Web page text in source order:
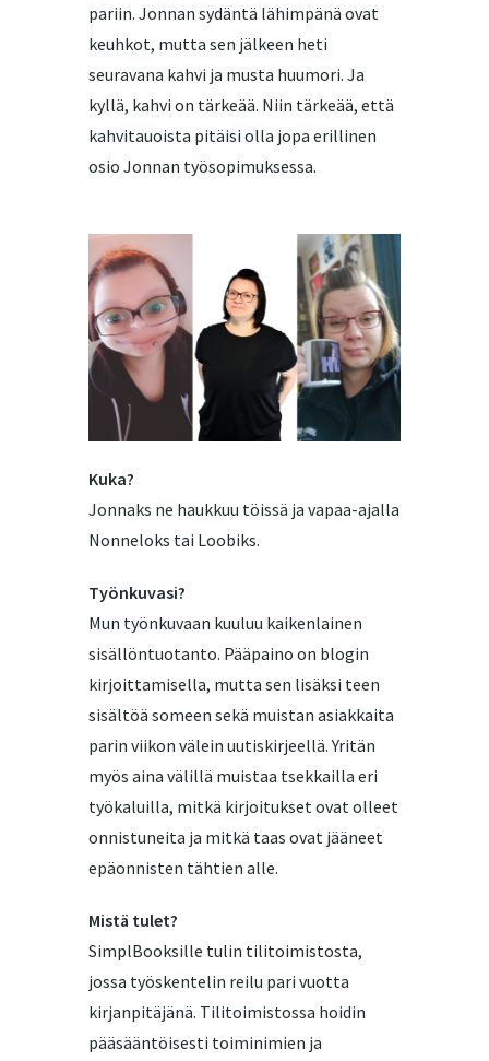
pariin. Jonnan sydäntä lähimpänä ovat
keuhkot, mutta sen jälkeen heti
seuravana kahvi ja musta huumori. Ja
kyllä, kahvi on tärkeää. Niin tärkeää, että
kahvitauoista pitäisi olla jopa erillinen
osio Jonnan työsopimuksessa.
Kuka?
Jonnaks ne haukkuu töissä ja vapaa-ajalla
Nonneloks tai Loobiks.
Työnkuvasi?
Mun työnkuvaan kuuluu kaikenlainen
sisällöntuotanto. Pääpaino on blogin
kirjoittamisella, mutta sen lisäksi teen
sisältöä someen sekä muistan asiakkaita
parin viikon välein uutiskirjeellä. Yritän
myös aina välillä muistaa tsekkailla eri
työkaluilla, mitkä kirjoitukset ovat olleet
onnistuneita ja mitkä taas ovat jääneet
epäonnisten tähtien alle.
Mistä tulet?
SimplBooksille tulin tilitoimistosta,
jossa työskentelin reilu pari vuotta
kirjanpitäjänä. Tilitoimistossa hoidin
pääsääntöisesti toiminimien ja